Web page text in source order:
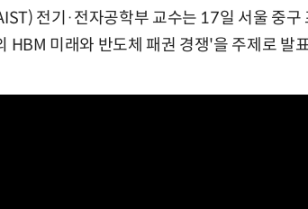
전기·전자공학부 교수는 17일 서울 중
HBM 미래와 반도체 패권 경쟁'을 주제로 발